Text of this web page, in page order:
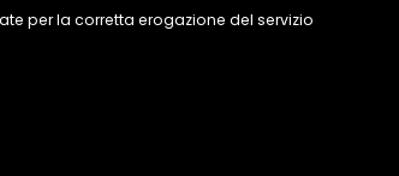
per la corretta erogazione del servizio